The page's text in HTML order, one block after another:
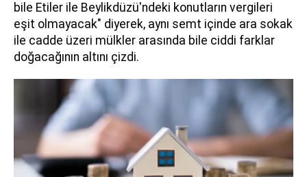
bile Etiler ile Beylikdüzü'ndeki konutların vergileri
eşit olmayacak" diyerek, aynı semt içinde ara sokak
ile cadde üzeri mülkler arasında bile ciddi farklar
doğacağının altını çizdi.